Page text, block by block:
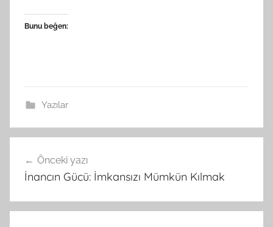
Bunu beğen:
Yazılar
gezinmesi
Önceki yazı
İnancın Gücü: İmkansızı Mümkün Kılmak